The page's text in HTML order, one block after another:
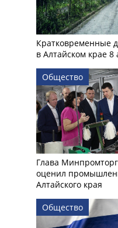
Кратковременные
в Алтайском крае 8
Общество
Глава
оценил
Алтайского края
Общество